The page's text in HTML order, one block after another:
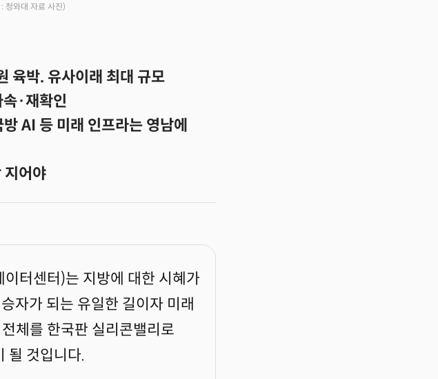
청와대 자료 사진)
육박. 유사이래 최대 규모
·재확인
AI 등 미래 인프라는 영남에
지어야
터센터)는 지방에 대한 시혜가
자가 되는 유일한 길이자 미래
체를 한국판 실리콘밸리로
될 것입니다.